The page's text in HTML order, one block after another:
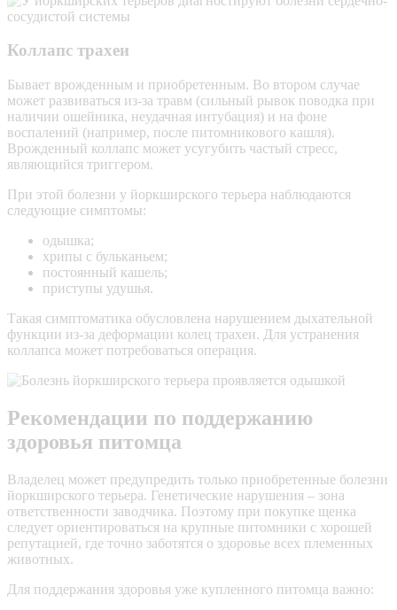
Коллапс трахеи
Бывает врожденным и приобретенным. Во втором случае
может развиваться из-за травм (сильный рывок поводка при
наличии ошейника, неудачная интубация) и на фоне
воспалений (например, после питомникового кашля).
Врожденный коллапс может усугубить частый стресс,
являющийся триггером.
При этой болезни у йоркширского терьера наблюдаются
следующие симптомы:
одышка;
хрипы с бульканьем;
постоянный кашель;
приступы удушья.
Такая симптоматика обусловлена нарушением дыхательной
функции из-за деформации колец трахеи. Для устранения
коллапса может потребоваться операция.
Рекомендации по поддержанию
здоровья питомца
Владелец может предупредить только приобретенные болезни
йоркширского терьера. Генетические нарушения – зона
ответственности заводчика. Поэтому при покупке щенка
следует ориентироваться на крупные питомники с хорошей
репутацией, где точно заботятся о здоровье всех племенных
животных.
Для поддержания здоровья уже купленного питомца важно: